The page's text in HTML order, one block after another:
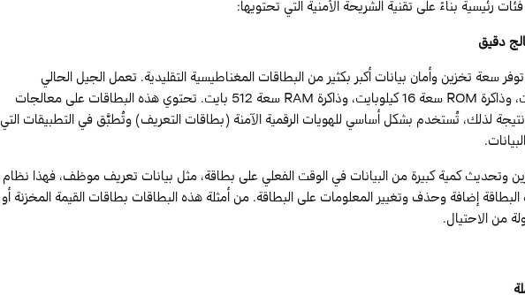
دقيق
سعة تخزين وأمان بيانات أكبر بكثير من البطاقات المغناطيسية التقليدية. تعمل الجيل الحالي
وذاكرةROMسعة16كيلوبايت، وذاكرةRAMسعة512بايت. تحتوي هذه البطاقات على معالجات
لذلك، تُستخدم بشكل أساسي للهويات الرقمية الآمنة (بطاقات التعريف) وتُطبَّق في التطبيقات التي
وتحديث كمية كبيرة من البيانات في الوقت الفعلي على بطاقة، مثل بيانات تعريف موظف، فهذا نظام
إضافة وحذف وتغيير المعلومات على البطاقة. من أمثلة هذه البطاقات بطاقات القيمة المخزنة أو
من الاحتيال.